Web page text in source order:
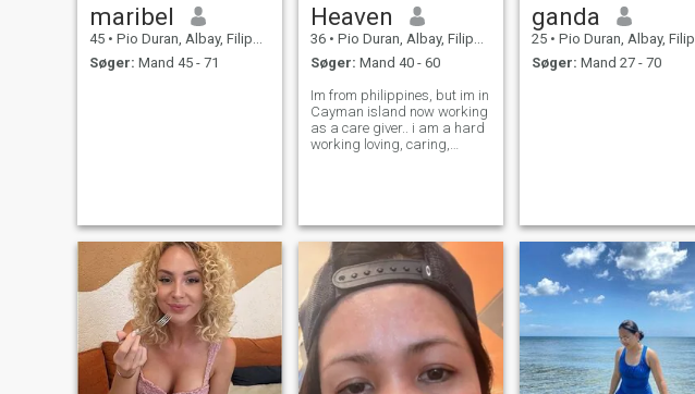
maribel
45 • Pio Duran, Albay, Filippinerne
Søger: Mand 45 - 71
Heaven
36 • Pio Duran, Albay, Filippinerne
Søger: Mand 40 - 60
Im from philippines, but im in
Cayman island now working
as a care giver.. i am a hard
working loving, caring,
ganda
25 • Pio Duran, Albay, Filippinerne
Søger: Mand 27 - 70